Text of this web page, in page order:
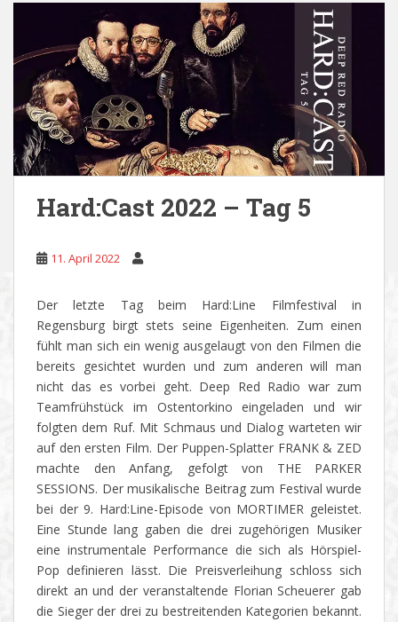
Hard:Cast 2022 – Tag 5
11. April 2022
Der letzte Tag beim Hard:Line Filmfestival in
Regensburg birgt stets seine Eigenheiten. Zum einen
fühlt man sich ein wenig ausgelaugt von den Filmen die
bereits gesichtet wurden und zum anderen will man
nicht das es vorbei geht. Deep Red Radio war zum
Teamfrühstück im Ostentorkino eingeladen und wir
folgten dem Ruf. Mit Schmaus und Dialog warteten wir
auf den ersten Film. Der Puppen-Splatter FRANK & ZED
machte den Anfang, gefolgt von THE PARKER
SESSIONS. Der musikalische Beitrag zum Festival wurde
bei der 9. Hard:Line-Episode von MORTIMER geleistet.
Eine Stunde lang gaben die drei zugehörigen Musiker
eine instrumentale Performance die sich als Hörspiel-
Pop definieren lässt. Die Preisverleihung schloss sich
direkt an und der veranstaltende Florian Scheuerer gab
die Sieger der drei zu bestreitenden Kategorien bekannt.